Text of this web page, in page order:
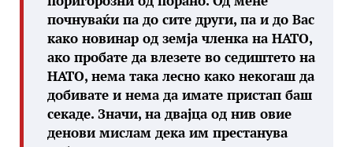
почнуваќи па до сите други, па и до Вас
како новинар од земја членка на НАТО,
ако пробате да влезете во седиштето на
НАТО, нема така лесно како некогаш да
добивате и нема да имате пристап баш
секаде. Значи, на двајца од нив овие
денови мислам дека им престанува